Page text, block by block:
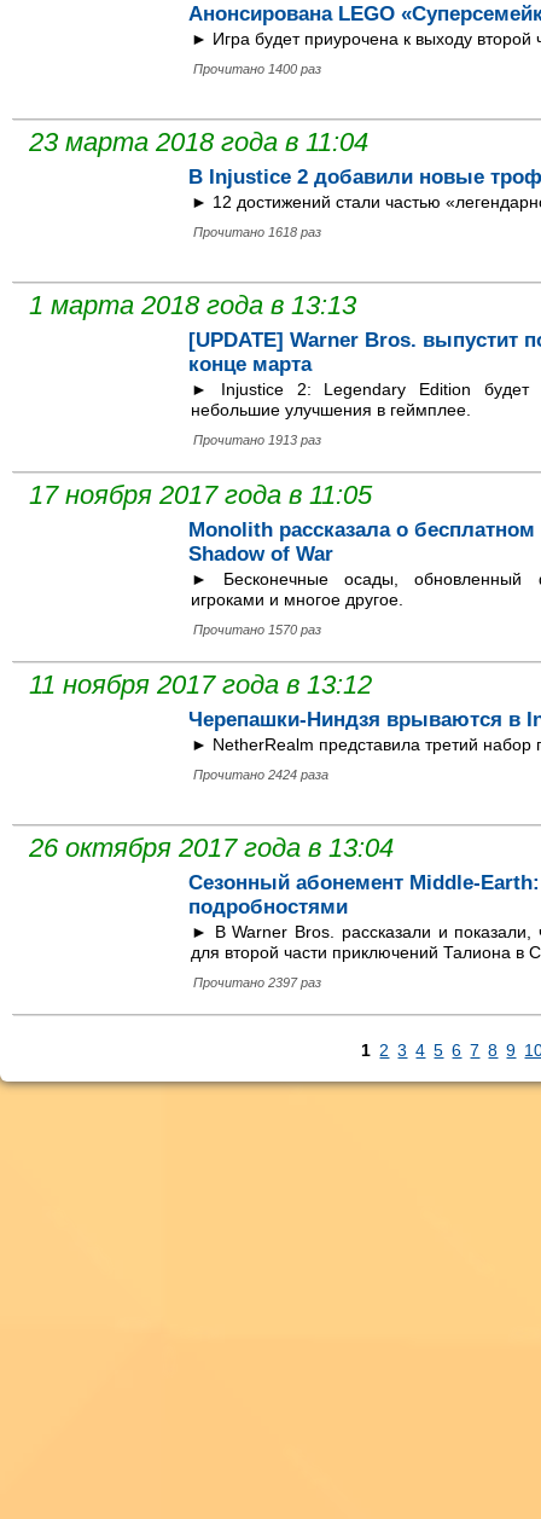
Анонсирована LEGO
► Игра будет приурочена к выходу второй
Прочитано 1400 раз
23 марта 2018 года в 11:04
В Injustice 2 добавили новые
► 12 достижений стали частью
Прочитано 1618 раз
1 марта 2018 года в 13:13
[UPDATE] Warner Bros. выпустит
конце марта
► Injustice 2: Legendary Edition будет
небольшие улучшения в геймплее.
Прочитано 1913 раз
17 ноября 2017 года в 11:05
Monolith рассказала о
Shadow of War
► Бесконечные осады, обновленный
игроками и многое другое.
Прочитано 1570 раз
11 ноября 2017 года в 13:12
Черепашки-Ниндзя врываются в
► NetherRealm представила третий
Прочитано 2424 раза
26 октября 2017 года в 13:04
Сезонный абонемент Middle-
подробностями
► В Warner Bros. рассказали и показали,
для второй части приключений Талиона в
Прочитано 2397 раз
1 2 3 4 5 6 7 8 9